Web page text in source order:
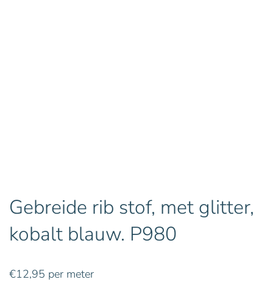
Gebreide rib stof, met glitter,
kobalt blauw. P980
€12,95 per meter